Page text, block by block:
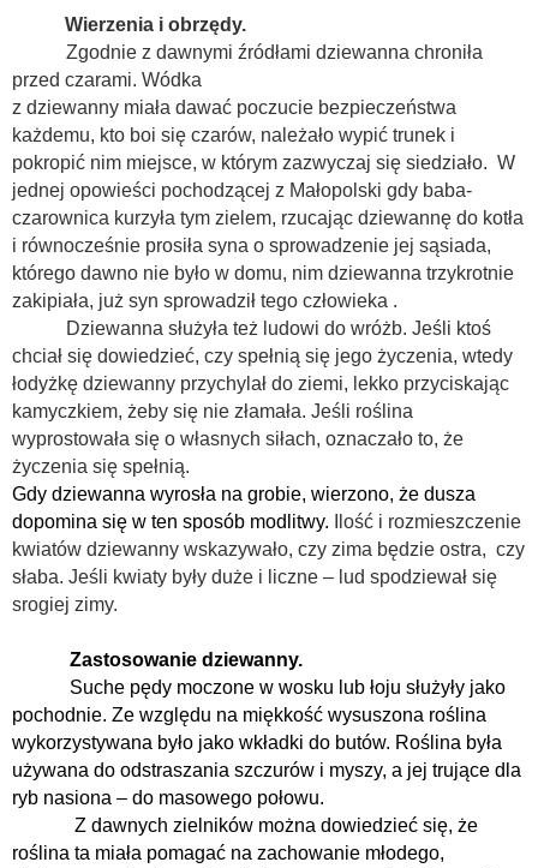
Wierzenia i obrzędy.
Zgodnie z dawnymi źródłami dziewanna chroniła
przed czarami. Wódka
z dziewanny miała dawać poczucie bezpieczeństwa
każdemu, kto boi się czarów, należało wypić trunek i
pokropić nim miejsce, w którym zazwyczaj się siedziało. W
jednej opowieści pochodzącej z Małopolski gdy baba-
czarownica kurzyła tym zielem, rzucając dziewannę do kotła
i równocześnie prosiła syna o sprowadzenie jej sąsiada,
którego dawno nie było w domu, nim dziewanna trzykrotnie
zakipiała, już syn sprowadził tego człowieka .
Dziewanna służyła też ludowi do wróżb. Jeśli ktoś
chciał się dowiedzieć, czy spełnią się jego życzenia, wtedy
łodyżkę dziewanny przychylał do ziemi, lekko przyciskając
kamyczkiem, żeby się nie złamała. Jeśli roślina
wyprostowała się o własnych siłach, oznaczało to, że
życzenia się spełnią.
Gdy dziewanna wyrosła na grobie, wierzono, że dusza
dopomina się w ten sposób modlitwy. Ilość i rozmieszczenie
kwiatów dziewanny wskazywało, czy zima będzie ostra, czy
słaba. Jeśli kwiaty były duże i liczne – lud spodziewał się
srogiej zimy.
Zastosowanie dziewanny.
Suche pędy moczone w wosku lub łoju służyły jako
pochodnie. Ze względu na miękkość wysuszona roślina
wykorzystywana było jako wkładki do butów. Roślina była
używana do odstraszania szczurów i myszy, a jej trujące dla
ryb nasiona – do masowego połowu.
Z dawnych zielników można dowiedzieć się, że
roślina ta miała pomagać na zachowanie młodego,